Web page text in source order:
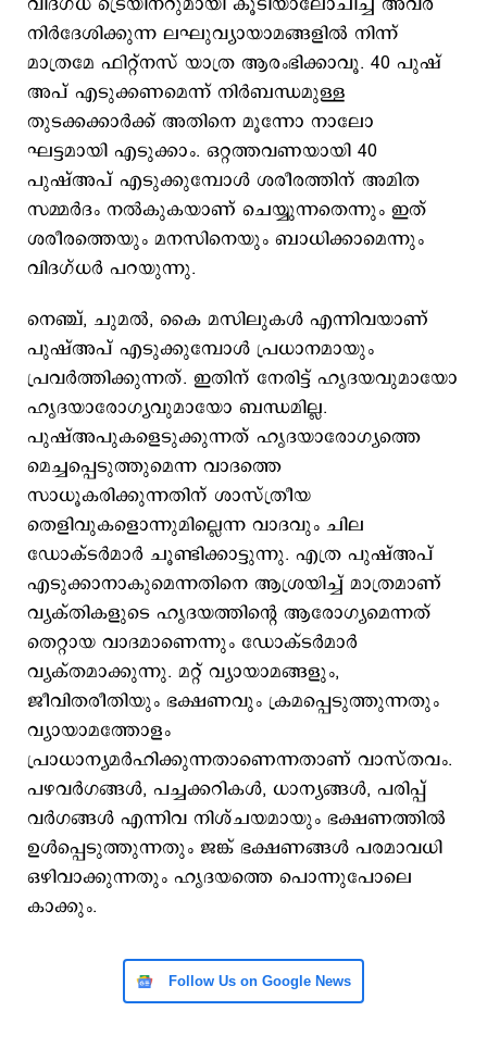
നിര്‍ദേശിക്കുന്ന ലഘുവ്യായാമങ്ങളില്‍ നിന്ന്
മാത്രമേ ഫിറ്റ്നസ് യാത്ര ആരംഭിക്കാവൂ. 40 പുഷ്
അപ് എടുക്കണമെന്ന് നിര്‍ബന്ധമുള്ള
തുടക്കക്കാര്‍ക്ക് അതിനെ മൂന്നോ നാലോ
ഘട്ടമായി എടുക്കാം. ഒറ്റത്തവണയായി 40
പുഷ്അപ് എടുക്കുമ്പോള്‍ ശരീരത്തിന് അമിത
സമ്മര്‍ദം നല്‍കുകയാണ് ചെയ്യുന്നതെന്നും ഇത്
ശരീരത്തെയും മനസിനെയും ബാധിക്കാമെന്നും
വിദഗ്ധര്‍ പറയുന്നു.
നെഞ്ച്, ചുമല്‍, കൈ മസിലുകള്‍ എന്നിവയാണ്
പുഷ്അപ് എടുക്കുമ്പോള്‍ പ്രധാനമായും
പ്രവര്‍ത്തിക്കുന്നത്. ഇതിന് നേരിട്ട് ഹൃദയവുമായോ
ഹൃദയാരോഗ്യവുമായോ ബന്ധമില്ല.
പുഷ്അപുകളെടുക്കുന്നത് ഹൃദയാരോഗ്യത്തെ
മെച്ചപ്പെടുത്തുമെന്ന വാദത്തെ
സാധൂകരിക്കുന്നതിന് ശാസ്ത്രീയ
തെളിവുകളൊന്നുമില്ലെന്ന വാദവും ചില
ഡോക്ടര്‍മാര്‍ ചൂണ്ടിക്കാട്ടുന്നു. എത്ര പുഷ്അപ്
എടുക്കാനാകുമെന്നതിനെ ആശ്രയിച്ച് മാത്രമാണ്
വ്യക്തികളുടെ ഹൃദയത്തിന്‍റെ ആരോഗ്യമെന്നത്
തെറ്റായ വാദമാണെന്നും ഡോക്ടര്‍മാര്‍
വ്യക്തമാക്കുന്നു. മറ്റ് വ്യായാമങ്ങളും,
ജീവിതരീതിയും ഭക്ഷണവും ക്രമപ്പെടുത്തുന്നതും
വ്യായാമത്തോളം
പ്രാധാന്യമര്‍ഹിക്കുന്നതാണെന്നതാണ് വാസ്തവം.
പഴവര്‍ഗങ്ങള്‍, പച്ചക്കറികള്‍, ധാന്യങ്ങള്‍, പരിപ്പ്
വര്‍ഗങ്ങള്‍ എന്നിവ നിശ്ചയമായും ഭക്ഷണത്തില്‍
ഉള്‍പ്പെടുത്തുന്നതും ജങ്ക് ഭക്ഷണങ്ങള്‍ പരമാവധി
ഒഴിവാക്കുന്നതും ഹൃദയത്തെ പൊന്നുപോലെ
കാക്കും.
Follow Us on Google News